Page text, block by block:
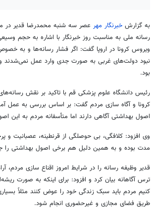
به گزارش خبرنگار مهر عصر سه شنبه محمدرضا قدیر در
رسانه ملی به مناسبت روز خبرنگار با اشاره به حجم
ویروس کرونا در اروپا گفت: اگر فشار رسانه‌ها و به
نبود دولت‌های غربی به صورت جدی وارد عمل نمی‌شدند و
بود.
رئیس دانشگاه علوم پزشکی قم با تاکید بر نقش
اصول بهداشتی آگاهی دارند اما متأسفانه مردم به این
وی افزود: کلافگی، بی حوصلگی از قرنطینه، عصبانیت و
مدت بوده و به همین دلیل هم برخی اصول بهداشتی را
قدیر وظیفه رسانه را در شرایط امروز اقناع سازی مردم،
ترس آگاهانه بیان کرد و افزود: برای اینکه به صورت
کنیم مردم باید سبک زندگی خود را عوض کنند مثلاً
طریق فضای مجازی و غیرحضوری انجام شود.